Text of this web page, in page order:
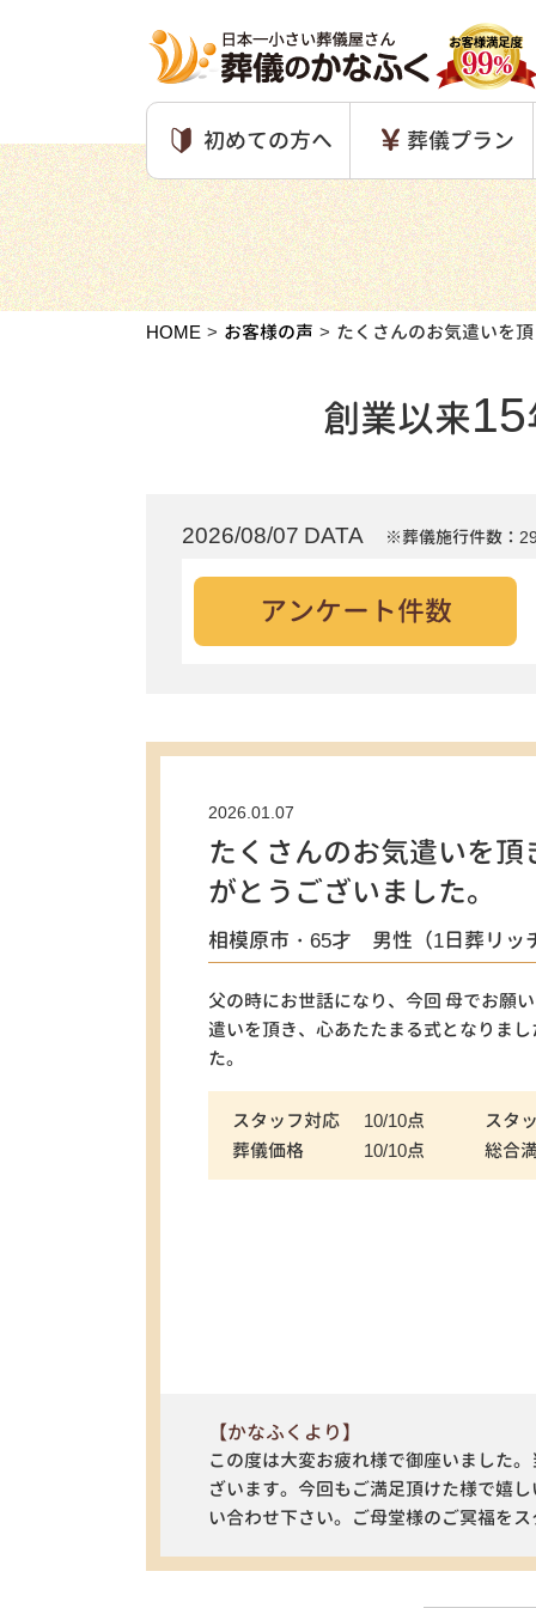
初めての方へ 葬儀プラン
HOME お客様の声 たくさんのお気遣いを
創業以来15
2026/08/07 DATA ※葬儀施行件数：
アンケート件数
2026.01.07
たくさんのお気遣いを
がとうございました。
相模原市・65才 男性（1日葬リッ
父の時にお世話になり、今回 母でお願
遣いを頂き、心あたたまる式となりま
た。
スタッフ対応 10/10点
スタ
葬儀価格
10/10点 総合
【かなふくより】
この度は大変お疲れ様で御座いました
ざいます。今回もご満足頂けた様で嬉
い合わせ下さい。ご母堂様のご冥福を